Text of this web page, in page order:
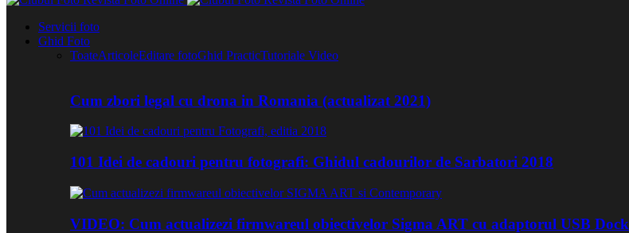
Servicii foto
Ghid Foto
ToateArticoleEditare fotoGhid PracticTutoriale Video
Cum zbori legal cu drona in Romania (actualizat 2021)
101 Idei de cadouri pentru fotografi: Ghidul cadourilor de Sarbatori 2018
VIDEO: Cum actualizezi firmwareul obiectivelor Sigma ART cu adaptorul USB Dock